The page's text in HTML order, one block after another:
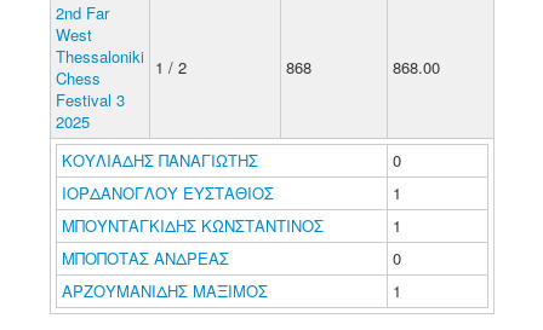
2nd Far
West
Thessaloniki
Chess
Festival 3
2025
1 / 2 868 868.00
ΚΟΥΛΙΑΔΗΣ ΠΑΝΑΓΙΩΤΗΣ
0
ΙΟΡΔΑΝΟΓΛΟΥ ΕΥΣΤΑΘΙΟΣ
1
ΜΠΟΥΝΤΑΓΚΙΔΗΣ ΚΩΝΣΤΑΝΤΙΝΟΣ
1
ΜΠΟΠΟΤΑΣ ΑΝΔΡΕΑΣ
0
ΑΡΖΟΥΜΑΝΙΔΗΣ ΜΑΞΙΜΟΣ
1